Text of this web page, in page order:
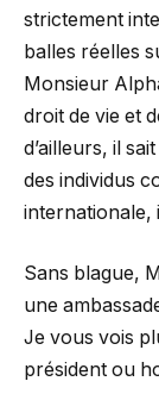
strictement
balles réelles
Monsieur
droit de vie et
d’ailleurs, il
des individus
internationale,
Sans blague,
une
Je vous vois
président ou